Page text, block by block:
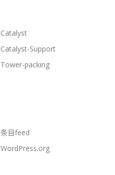
Catalyst
Catalyst-Support
Tower-packing
条目feed
WordPress.org